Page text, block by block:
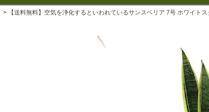
【送料無料】空気を浄化するといわれているサンスベリア 7号 ホワイト